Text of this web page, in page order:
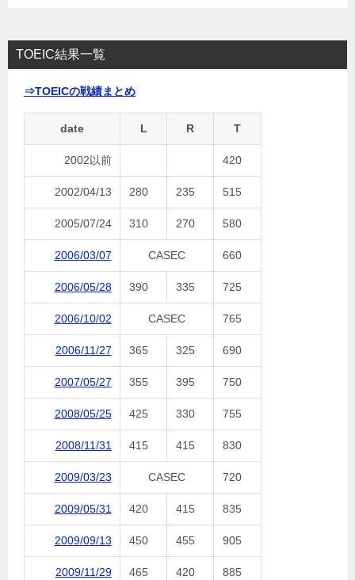
TOEIC結果一覧
⇒TOEICの戦績まとめ
date L R T
2002以前 420
2002/04/13 280 235 515
2005/07/24 310 270 580
2006/03/07 CASEC 660
2006/05/28 390 335 725
2006/10/02 CASEC 765
2006/11/27 365 325 690
2007/05/27 355 395 750
2008/05/25 425 330 755
2008/11/31 415 415 830
2009/03/23 CASEC 720
2009/05/31 420 415 835
2009/09/13 450 455 905
2009/11/29 465 420 885